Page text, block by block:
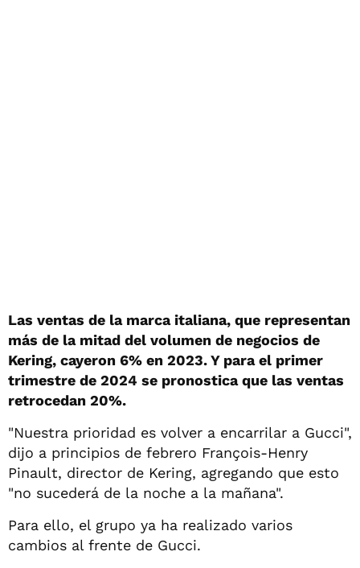
Las ventas de la marca italiana, que representan
más de la mitad del volumen de negocios de
Kering, cayeron 6% en 2023. Y para el primer
trimestre de 2024 se pronostica que las ventas
retrocedan 20%.
"Nuestra prioridad es volver a encarrilar a Gucci",
dijo a principios de febrero François-Henry
Pinault, director de Kering, agregando que esto
"no sucederá de la noche a la mañana".
Para ello, el grupo ya ha realizado varios
cambios al frente de Gucci.